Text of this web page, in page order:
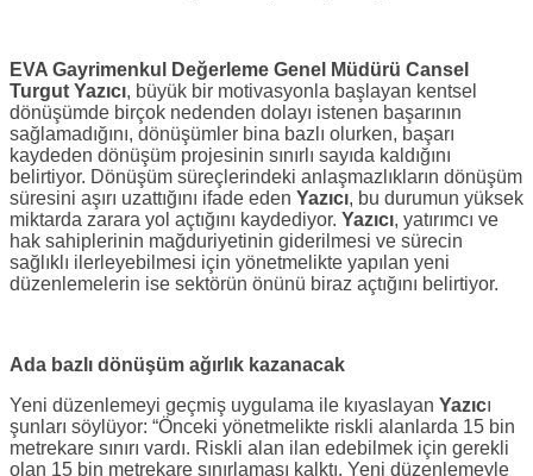
EVA Gayrimenkul Değerleme Genel Müdürü Cansel
Turgut Yazıcı, büyük bir motivasyonla başlayan kentsel
dönüşümde birçok nedenden dolayı istenen başarının
sağlamadığını, dönüşümler bina bazlı olurken, başarı
kaydeden dönüşüm projesinin sınırlı sayıda kaldığını
belirtiyor. Dönüşüm süreçlerindeki anlaşmazlıkların dönüşüm
süresini aşırı uzattığını ifade eden Yazıcı, bu durumun yüksek
miktarda zarara yol açtığını kaydediyor. Yazıcı, yatırımcı ve
hak sahiplerinin mağduriyetinin giderilmesi ve sürecin
sağlıklı ilerleyebilmesi için yönetmelikte yapılan yeni
düzenlemelerin ise sektörün önünü biraz açtığını belirtiyor.
Ada bazlı dönüşüm ağırlık kazanacak
Yeni düzenlemeyi geçmiş uygulama ile kıyaslayan Yazıcı
şunları söylüyor: “Önceki yönetmelikte riskli alanlarda 15 bin
metrekare sınırı vardı. Riskli alan ilan edebilmek için gerekli
olan 15 bin metrekare sınırlaması kalktı. Yeni düzenlemeyle